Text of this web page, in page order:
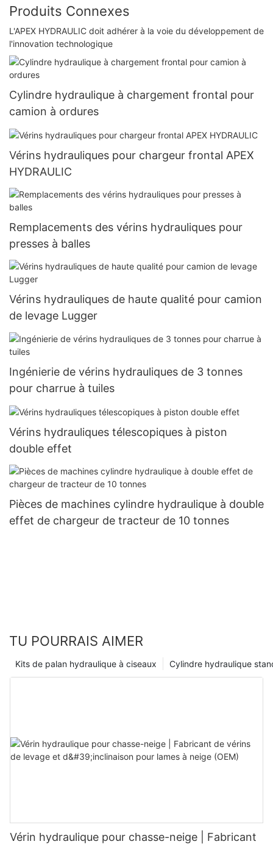
Produits Connexes
L'APEX HYDRAULIC doit adhérer à la voie du développement de
l'innovation technologique
Cylindre hydraulique à chargement frontal pour
camion à ordures
Vérins hydrauliques pour chargeur frontal APEX
HYDRAULIC
Remplacements des vérins hydrauliques pour
presses à balles
Vérins hydrauliques de haute qualité pour camion
de levage Lugger
Ingénierie de vérins hydrauliques de 3 tonnes
pour charrue à tuiles
Vérins hydrauliques télescopiques à piston
double effet
Pièces de machines cylindre hydraulique à double
effet de chargeur de tracteur de 10 tonnes
TU POURRAIS AIMER
Cylindre hydraulique
Kits de palan hydraulique à ciseaux
Vérin hydraulique pour chasse-neige | Fabricant